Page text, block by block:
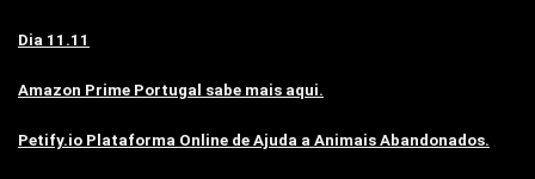
Dia 11.11
Amazon Prime Portugal sabe mais aqui.
Petify.io Plataforma Online de Ajuda a Animais Abandonados.